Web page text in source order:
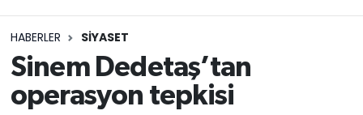
HABERLER SIYASET
Sinem Dedetaş’tan
operasyon tepkisi
Siyaset
Ekonomi
Video
Siyaset
Ekonomi
Muratpaşa Trafik Yoğunluk Haritası
Süper Lig Puan Durumu ve Fikstür
Tüm Manşetler